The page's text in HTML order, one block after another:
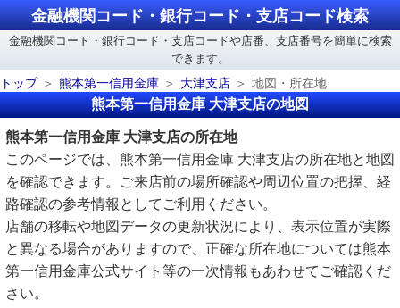
金融機関コード・銀行コード・支店コード検索
金融機関コード・銀行コード・支店コードや店番、支店番号を簡単に検索
できます。
トップ
熊本第一信用金庫 大津支店 地図・所在地
熊本第一信用金庫 大津支店の地図
熊本第一信用金庫 大津支店の所在地
このページでは、熊本第一信用金庫 大津支店の所在地と地図
を確認できます。ご来店前の場所確認や周辺位置の把握、経
路確認の参考情報としてご利用ください。
店舗の移転や地図データの更新状況により、表示位置が実際
と異なる場合がありますので、正確な所在地については熊本
第一信用金庫公式サイト等の一次情報もあわせてご確認くだ
さい。